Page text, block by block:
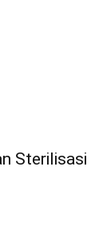
Sterilisasi